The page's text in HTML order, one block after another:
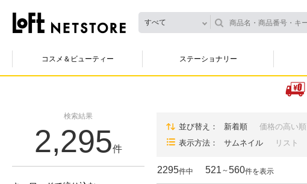
すべて
コスメ＆ビューティー ステーショナリー
検索結果
2,295件
並び替え 新着順 価格の高い順
表示方法
サムネイル リスト
2295件中 521 ～560件を表示